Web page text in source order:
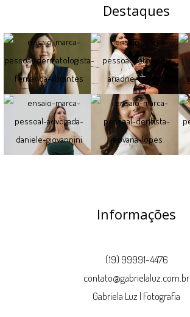
Destaques
Informações
(19) 99991-4476
contato@gabrielaluz.com.br
Gabriela Luz | Fotografia